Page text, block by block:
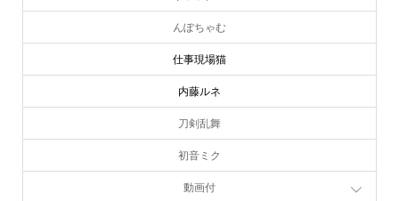
んぽちゃむ
仕事現場猫
内藤ルネ
刀剣乱舞
初音ミク
動画付